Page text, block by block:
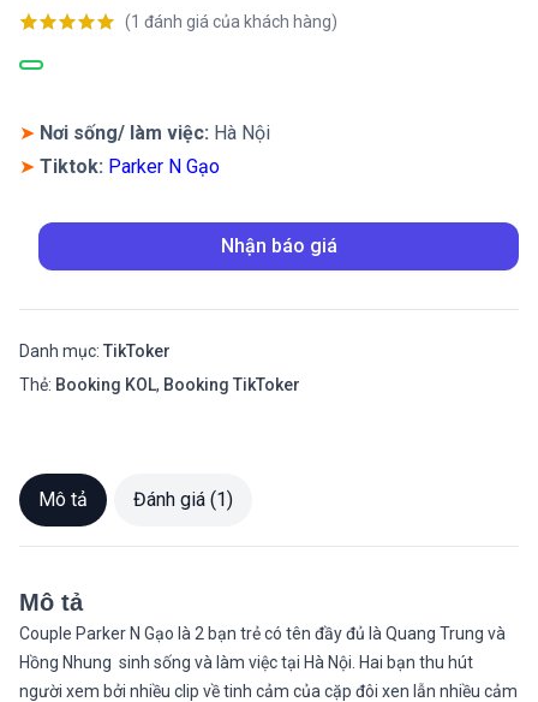
dựa trên
(1 đánh giá của khách hàng)
➤ Nơi sống/ làm việc: Hà Nội
➤ Tiktok: Parker N Gạo
Nhận báo giá
Danh mục: TikToker
Thẻ: Booking KOL, Booking TikToker
Mô tả Đánh giá (1)
Mô tả
Couple Parker N Gạo là 2 bạn trẻ có tên đầy đủ là Quang Trung và
Hồng Nhung sinh sống và làm việc tại Hà Nội. Hai bạn thu hút
người xem bởi nhiều clip về tinh cảm của cặp đôi xen lẫn nhiều cảm